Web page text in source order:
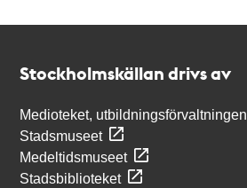
Stockholmskällan drivs av
Medioteket, utbildningsförvaltningen
Stadsmuseet
Medeltidsmuseet
Stadsbiblioteket